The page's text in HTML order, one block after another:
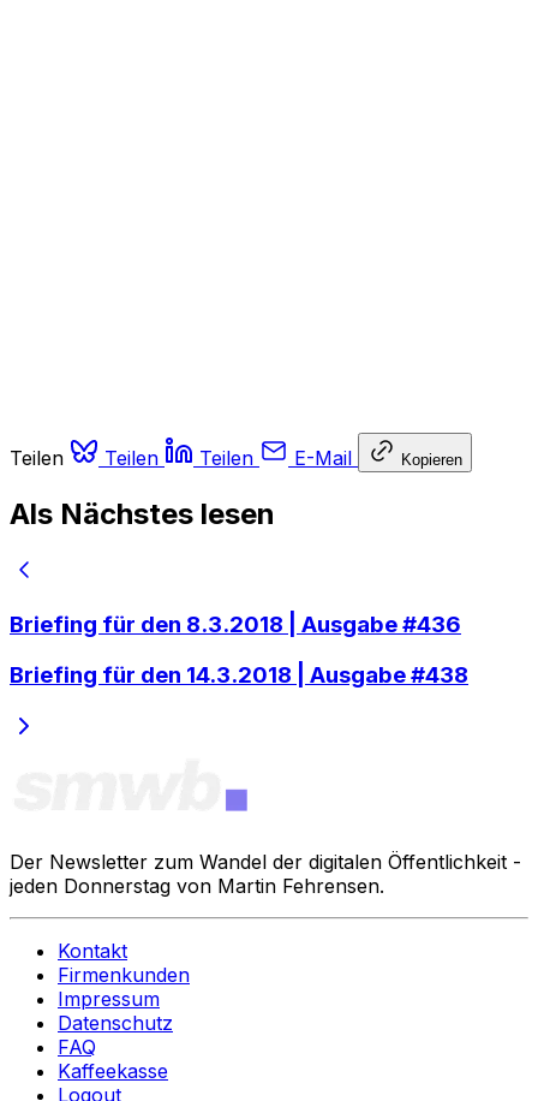
Teilen Teilen Teilen E-Mail Kopieren
Als Nächstes lesen
Briefing für den 8.3.2018 | Ausgabe #436
Briefing für den 14.3.2018 | Ausgabe #438
Der Newsletter zum Wandel der digitalen Öffentlichkeit -
jeden Donnerstag von Martin Fehrensen.
Kontakt
Firmenkunden
Impressum
Datenschutz
FAQ
Kaffeekasse
Logout